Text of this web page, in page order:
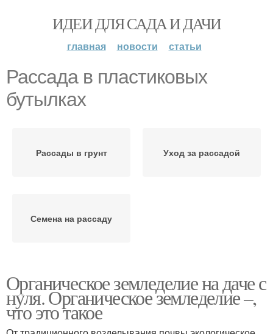
ИДЕИ ДЛЯ САДА И ДАЧИ
главная новости статьи
Рассада в пластиковых
бутылках
Рассады в грунт Уход за рассадой
Семена на рассаду
Органическое земледелие на даче с
нуля. Органическое земледелие –,
что это такое